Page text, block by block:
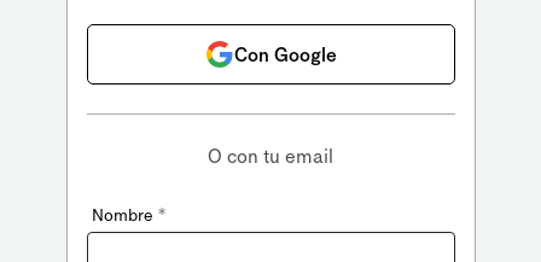
Con Google
O con tu email
Nombre *